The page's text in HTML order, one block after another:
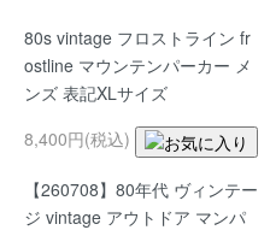
80s vintage フロストライン fr
ostline マウンテンパーカー メ
ンズ 表記XLサイズ
8,400円(税込)
【260708】80年代 ヴィンテー
ジ vintage アウトドア マンパ